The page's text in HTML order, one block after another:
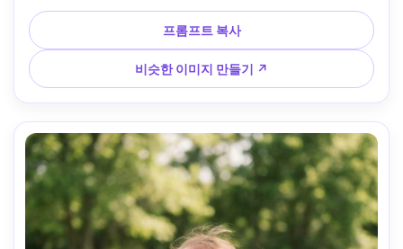
명 보케와 장식품 흐림, 아늑한 텅스텐 조명, 소니 A7R V,
85mm f/1.4, 얕은 피사계, 중심 초상화 구성, 풍부한 색상 등
급, 사실적인 벨벳 질감, 향수의 휴일 분위기 --ar 4:5
프롬프트 복사
비슷한 이미지 만들기 ↗